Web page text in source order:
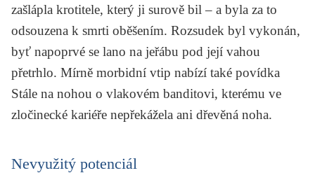
zašlápla krotitele, který ji surově bil – a byla za to
odsouzena k smrti oběšením. Rozsudek byl vykonán,
byť napoprvé se lano na jeřábu pod její vahou
přetrhlo. Mírně morbidní vtip nabízí také povídka
Stále na nohou o vlakovém banditovi, kterému ve
zločinecké kariéře nepřekážela ani dřevěná noha.
Nevyužitý potenciál